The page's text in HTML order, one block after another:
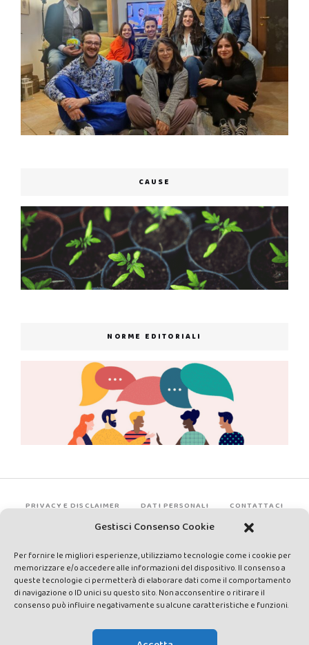
Gestisci Consenso Cookie
Per fornire le migliori esperienze, utilizziamo tecnologie come i cookie per
memorizzare e/o accedere alle informazioni del dispositivo. Il consenso a
queste tecnologie ci permetterà di elaborare dati come il comportamento
di navigazione o ID unici su questo sito. Non acconsentire o ritirare il
consenso può influire negativamente su alcune caratteristiche e funzioni.
CAUSE
NORME EDITORIALI
PRIVACY E DISCLAIMER DATI PERSONALI CONTATTACI
rights reserved - Testata registrata presso il Tribunale di Siena con